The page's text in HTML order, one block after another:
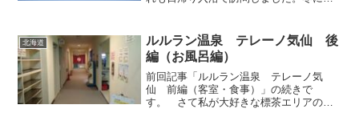
キー場～五色温泉間が通行止になります
が、ニセコや蘭越の...
北海道
ルルラン温泉 テレーノ気仙 後
編（お風呂編）
前回記事「ルルラン温泉 テレーノ気
仙 前編（客室・食事）」の続きで
す。 さて私が大好きな標茶エリアのモ